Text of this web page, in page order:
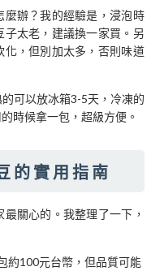
辦？我的經驗是，浸泡時
太老，建議換一家買。另
，但別加太多，否則味道
可以放冰箱3-5天，冷凍的
時候拿一包，超級方便。
的實用指南
關心的。我整理了一下，
約100元台幣，但品質可能